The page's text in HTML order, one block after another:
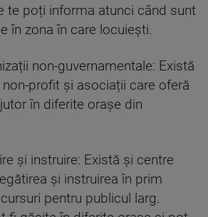
te poți informa atunci când sunt
în zona în care locuiești.
non-guvernamentale: Există
profit și asociații care oferă
în diferite orașe din
și instruire: Există și centre
și instruirea în prim
pentru publicul larg.